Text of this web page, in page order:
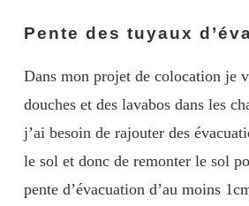
Pente des tuyaux
Dans mon projet de colocation je
douches et des lavabos dans les
j’ai besoin de rajouter des
le sol et donc de remonter le sol
pente d’évacuation d’au moins